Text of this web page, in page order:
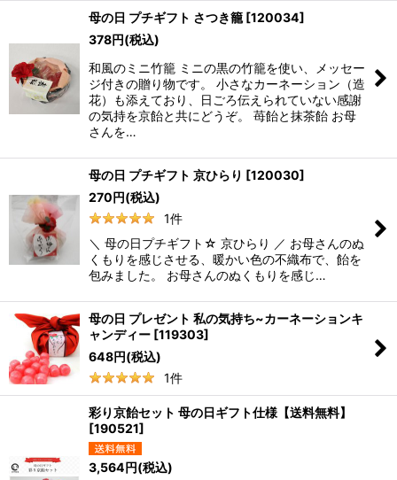
母の日 プチギフト さつき籠 [120034]
378円(税込)
和風のミニ竹籠 ミニの黒の竹籠を使い、メッセー
ジ付きの贈り物です。 小さなカーネーション（造
花）も添えており、日ごろ伝えられていない感謝
の気持を京飴と共にどうぞ。 苺飴と抹茶飴 お母
さんを…
母の日 プチギフト 京ひらり [120030]
270円(税込)
1件
＼ 母の日プチギフト☆ 京ひらり ／ お母さんのぬ
くもりを感じさせる、暖かい色の不織布で、飴を
包みました。 お母さんのぬくもりを感じ…
母の日 プレゼント 私の気持ち~カーネーションキ
ャンディー [119303]
648円(税込)
1件
彩り京飴セット 母の日ギフト仕様【送料無料】
[190521]
3,564円(税込)